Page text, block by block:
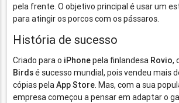
pela frente. O objetivo principal é usar um
para atingir os porcos com os pássaros.
História de sucesso
Criado para o iPhonepela finlandesa Rovio,
Birdsé sucesso mundial, pois vendeu mais
cópias pelaApp Store. Mas, com a sua
empresa começou a pensar em adaptar o